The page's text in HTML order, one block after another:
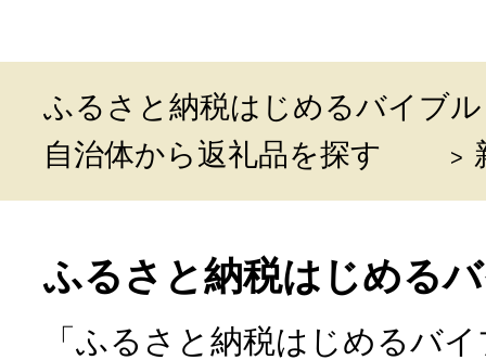
ふるさと納税はじめるバイブル
自治体から返礼品を探す
ふるさと納税はじめる
「ふるさと納税はじめるバ